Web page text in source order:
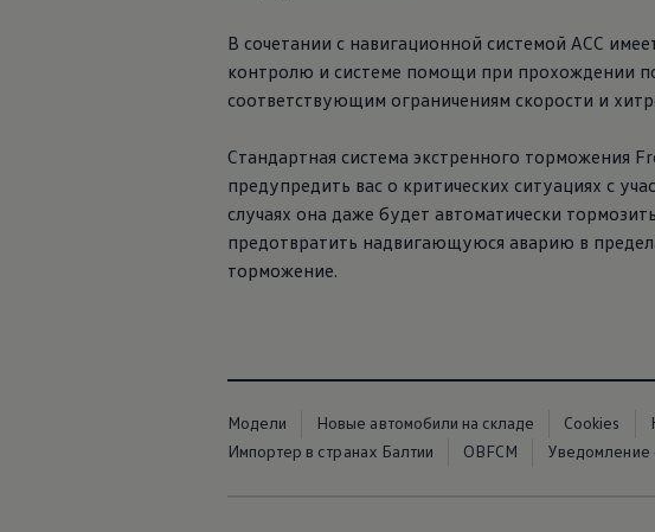
В сочетании с навигационной системой ACC
контролю и системе помощи при прохождении
соответствующим ограничениям скорости и
Стандартная система экстренного торможения
предупредить вас о критических ситуациях с
случаях она даже будет автоматически
предотвратить надвигающуюся аварию в
торможение.
Модели Новые автомобили на складе Cookies
Импортер в странах Балтии
OBFCM Уведомление